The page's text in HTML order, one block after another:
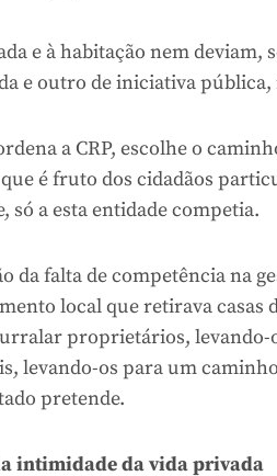
e à habitação nem deviam,
e outro de iniciativa pública,
a CRP, escolhe o
é fruto dos cidadãos
só a esta entidade competia.
da falta de competência na
local que retirava casas
proprietários,
levando-os para um
pretende.
intimidade da vida privada